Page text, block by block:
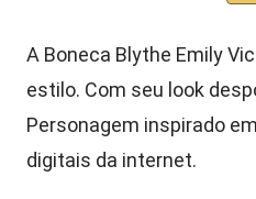
A Boneca Blythe Emily
estilo. Com seu look
Personagem inspirado
digitais da internet.